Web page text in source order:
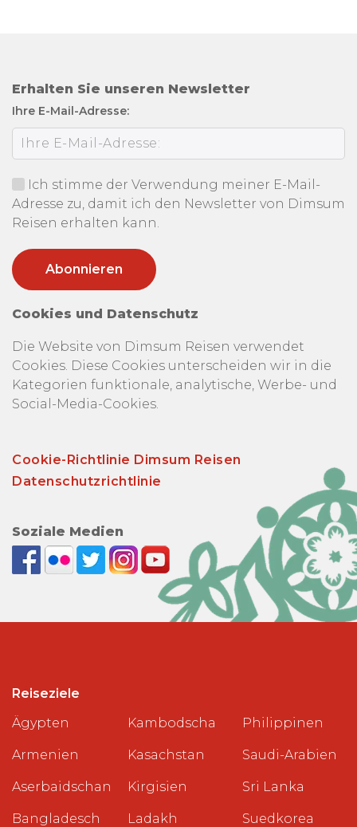
Erhalten Sie unseren Newsletter
Ihre E-Mail-Adresse:
Ich stimme der Verwendung meiner E-Mail-
Adresse zu, damit ich den Newsletter von Dimsum
Reisen erhalten kann.
Cookies und Datenschutz
Die Website von Dimsum Reisen verwendet
Cookies. Diese Cookies unterscheiden wir in die
Kategorien funktionale, analytische, Werbe- und
Social-Media-Cookies.
Cookie-Richtlinie Dimsum Reisen
Datenschutzrichtlinie
Soziale Medien
Reiseziele
Ägypten
Armenien
Aserbaidschan
Bangladesch
Kambodscha
Kasachstan
Kirgisien
Ladakh
Philippinen
Saudi-Arabien
Sri Lanka
Suedkorea